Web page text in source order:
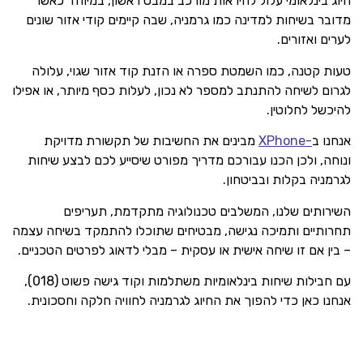
מדובר בשיחות למדינה כמו גרמניה, שבה קיימים קודי אזור שונים
לערים ואזורים.
טעות קטנה, כמו השמטת ספרה או הזנת קוד אזור שגוי, עלולה
לגרום לשיחה להתנתב למספר לא נכון, לעלות כסף מיותר, או אפילו
להיכשל לחלוטין.
אנחנו ב-XPhone
מבינים את החשיבות של תקשורת מדויקת
ונוחה, ולכן הכנו עבורכם מדריך מפורט שיסייע לכם לבצע שיחות
לגרמניה בקלות ובביטחון.
השירותים שלנו, המשלבים טכנולוגיה מתקדמת, תעריפים
תחרותיים ותמיכה נגישה, מבטיחים שתוכלו להתמקד בשיחה עצמה
– בין אם זו שיחה אישית או עסקית – מבלי לדאוג לפרטים הטכניים.
עם חבילות שיחות בינלאומיות משתלמות וקוד גישה פשוט (018),
אנחנו כאן כדי להפוך את החיוג לגרמניה לחוויה חלקה וחסכונית.